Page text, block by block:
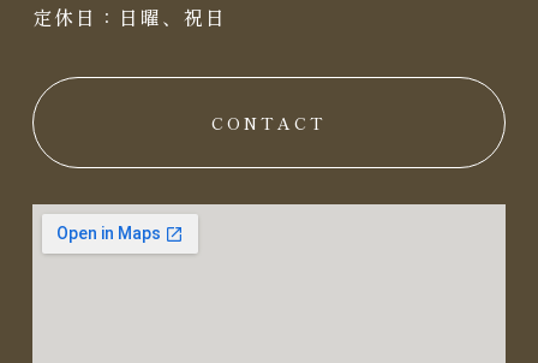
定休日：日曜、祝日
CONTACT